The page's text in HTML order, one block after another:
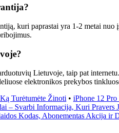
kuri paprastai yra 1-2 metai
Lietuvoje, taip pat
elektronikos prekybos
Turėtumėte Žinoti • iPhone 12
– Svarbi Informacija, Kuri Pravers
Kodas, Abonementas Akcija ir